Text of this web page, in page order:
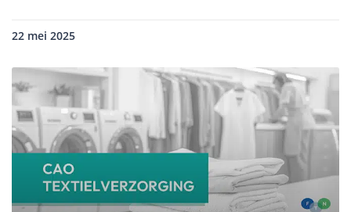
22 mei 2025